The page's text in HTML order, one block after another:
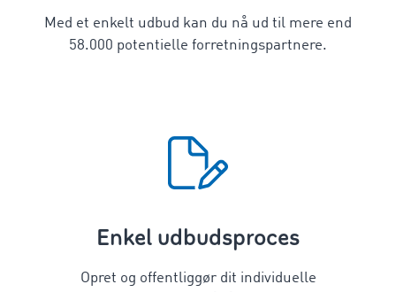
Med et enkelt udbud kan du nå ud til mere end
58.000 potentielle forretningspartnere.
Enkel udbudsproces
Opret og offentliggør dit individuelle